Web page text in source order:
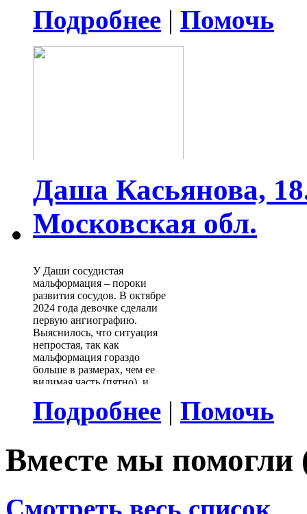
Р ебенку нужно раз в
полгода проходить
лекарственной терапии.
Подробнее | Помочь
Даша Касьянова,
Московская обл.
У Даши сосудистая
мальформация – пороки
развития сосудов. В октябре
2024 года девочке сделали
первую ангиографию.
Выяснилось, что ситуация
непростая, так как
мальформация гораздо
больше в размерах, чем ее
видимая часть (пятно), и
околоушную и заушную
области головы и шею. С
операций по удалению
сосудистой патологии. В
ангиография и операция. В
Подробнее | Помочь
Вместе мы